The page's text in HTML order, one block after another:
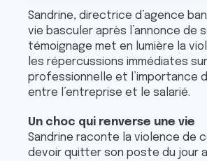
Sandrine, directrice d’agence
vie basculer après l’annonce de
témoignage met en lumière la
les répercussions immédiates
professionnelle et l’importance
entre l’entreprise et le salarié.
Un choc qui renverse une vie
Sandrine raconte la violence de
devoir quitter son poste du jour